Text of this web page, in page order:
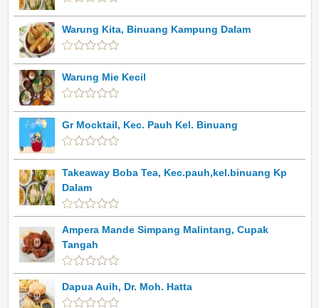
Warung Kita, Binuang Kampung Dalam
Warung Mie Kecil
Gr Mocktail, Kec. Pauh Kel. Binuang
Takeaway Boba Tea, Kec.pauh,kel.binuang Kp
Dalam
Ampera Mande Simpang Malintang, Cupak
Tangah
Dapua Auih, Dr. Moh. Hatta